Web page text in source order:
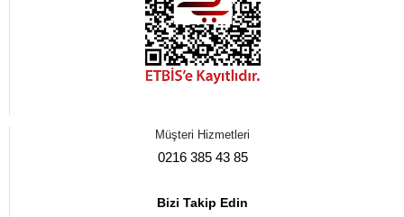
Müşteri Hizmetleri
0216 385 43 85
Bizi Takip Edin